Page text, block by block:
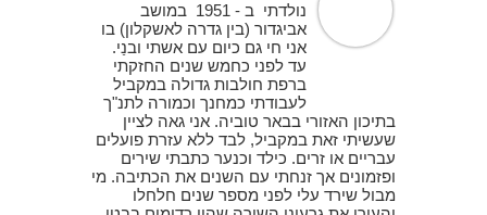
נולדתי ב - 1951 במושב
אביגדור (בין גדרה לאשקלון) בו
אני חי גם כיום עם אשתי ובנַי.
עד לפני כחמש שנים החזקתי
ברפת חולבות גדולה במקביל
לעבודתי כמחנך וכמורה לתנ"ך
בתיכון האזורי בבאר טוביה. אני גאה לציין
שעשיתי זאת במקביל, לבד ללא עזרת פועלים
עבריים או זרים. כילד וכנער כתבתי שירים
ופזמונים אך זנחתי עם השנים את הכתיבה. מי
מבול שירד עלי לפני מספר שנים חלחלו